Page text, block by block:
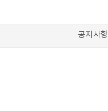
공지사항